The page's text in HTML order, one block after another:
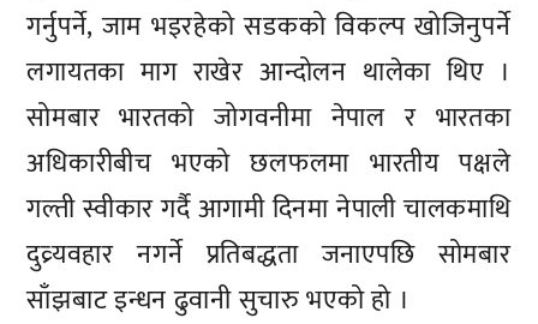
गर्नुपर्ने, जाम भइरहेको सडकको विकल्प खोजिनुपर्ने
लगायतका माग राखेर आन्दोलन थालेका थिए ।
सोमबार भारतको जोगवनीमा नेपाल र भारतका
अधिकारीबीच भएको छलफलमा भारतीय पक्षले
गल्ती स्वीकार गर्दै आगामी दिनमा नेपाली चालकमाथि
दुव्र्यवहार नगर्ने प्रतिबद्धता जनाएपछि सोमबार
साँझबाट इन्धन ढुवानी सुचारु भएको हो ।